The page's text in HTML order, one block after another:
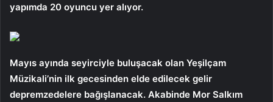
yapımda 20 oyuncu yer alıyor.
Mayıs ayında seyirciyle buluşacak olan Yeşilçam
Müzikali’nin ilk gecesinden elde edilecek gelir
depremzedelere bağışlanacak. Akabinde Mor Salkım